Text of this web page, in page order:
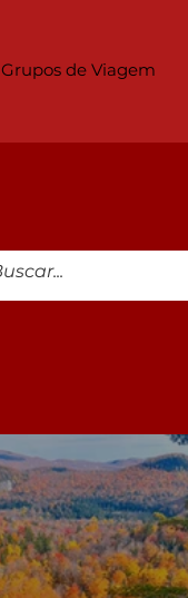
Grupos de Viagem